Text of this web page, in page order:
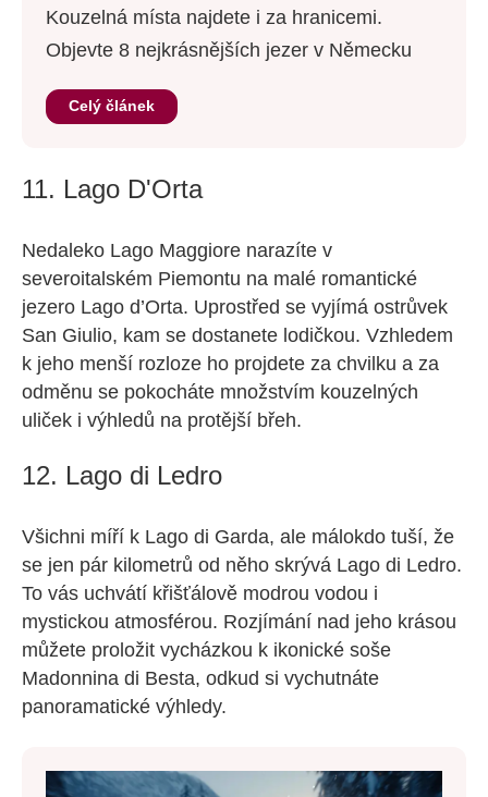
Kouzelná místa najdete i za hranicemi.
Objevte 8 nejkrásnějších jezer v Německu
Celý článek
11. Lago D'Orta
Nedaleko Lago Maggiore narazíte v
severoitalském Piemontu na malé romantické
jezero Lago d’Orta. Uprostřed se vyjímá ostrůvek
San Giulio, kam se dostanete lodičkou. Vzhledem
k jeho menší rozloze ho projdete za chvilku a za
odměnu se pokocháte množstvím kouzelných
uliček i výhledů na protější břeh.
12. Lago di Ledro
Všichni míří k Lago di Garda, ale málokdo tuší, že
se jen pár kilometrů od něho skrývá Lago di Ledro.
To vás uchvátí křišťálově modrou vodou i
mystickou atmosférou. Rozjímání nad jeho krásou
můžete proložit vycházkou k ikonické soše
Madonnina di Besta, odkud si vychutnáte
panoramatické výhledy.